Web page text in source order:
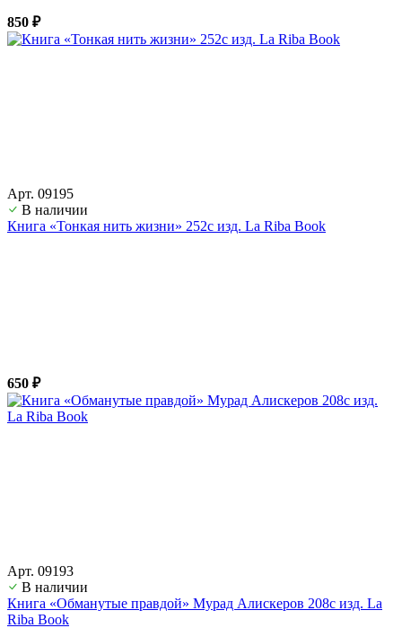
850 ₽
Арт. 09195
В наличии
Книга «Тонкая нить жизни» 252с изд. La Riba Book
650 ₽
Арт. 09193
В наличии
Книга «Обманутые правдой» Мурад Алискеров 208с изд. La
Riba Book